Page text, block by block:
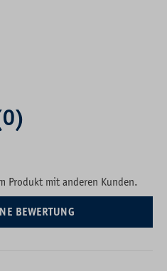
5 Sternen
Produkt mit anderen Kunden.
BEWERTUNG